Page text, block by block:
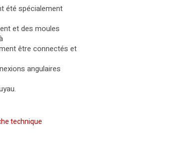
été spécialement
et des moules
être connectés et
angulaires
technique